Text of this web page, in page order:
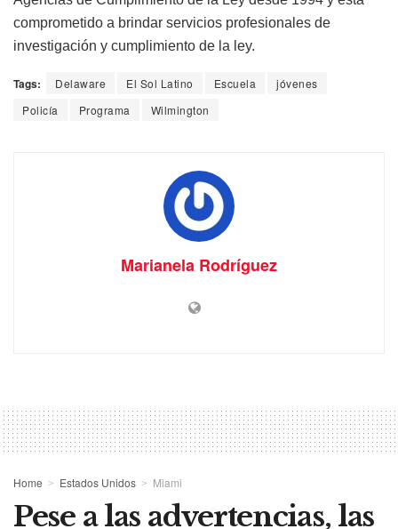
comprometido a brindar servicios profesionales de
investigación y cumplimiento de la ley.
Tags: Delaware El Sol Latino Escuela
jóvenes
Policía
Programa Wilmington
Marianela Rodríguez
Home Estados Unidos Miami
Pese a las advertencias, las